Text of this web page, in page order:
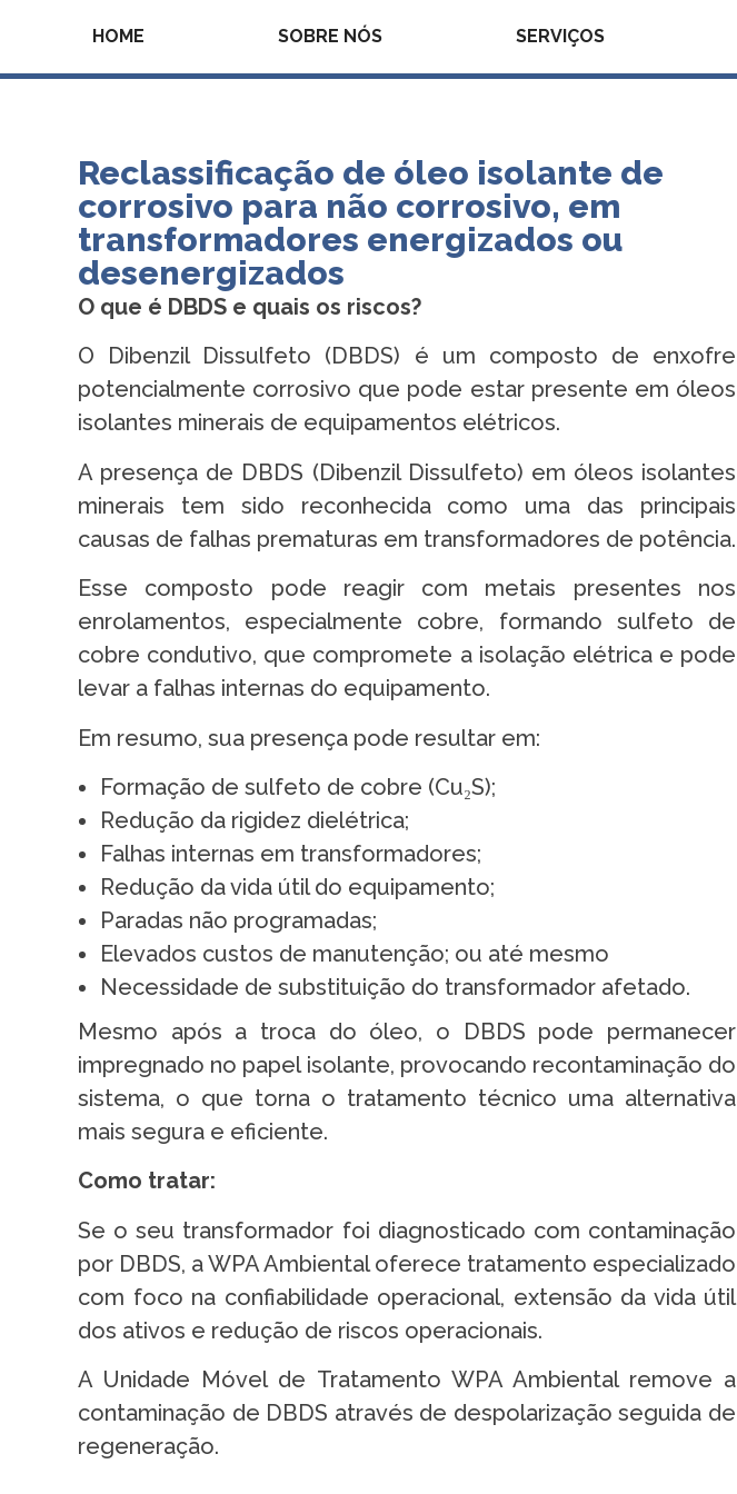
HOME SOBRE NÓS SERVIÇOS
O que é DBDS e quais os riscos?
O Dibenzil Dissulfeto (DBDS) é um composto de enxofre
potencialmente corrosivo que pode estar presente em óleos
isolantes minerais de equipamentos elétricos.
A presença de DBDS (Dibenzil Dissulfeto) em óleos isolantes
minerais tem sido reconhecida como uma das principais
causas de falhas prematuras em transformadores de potência.
Esse composto pode reagir com metais presentes nos
enrolamentos, especialmente cobre, formando sulfeto de
cobre condutivo, que compromete a isolação elétrica e pode
levar a falhas internas do equipamento.
Em resumo, sua presença pode resultar em:
Formação de sulfeto de cobre (Cu₂S);
Redução da rigidez dielétrica;
Falhas internas em transformadores;
Redução da vida útil do equipamento;
Paradas não programadas;
Elevados custos de manutenção; ou até mesmo
Necessidade de substituição do transformador afetado.
Mesmo após a troca do óleo, o DBDS pode permanecer
impregnado no papel isolante, provocando recontaminação do
sistema, o que torna o tratamento técnico uma alternativa
mais segura e eficiente.
Como tratar:
Se o seu transformador foi diagnosticado com contaminação
por DBDS, a WPA Ambiental oferece tratamento especializado
com foco na confiabilidade operacional, extensão da vida útil
dos ativos e redução de riscos operacionais.
A Unidade Móvel de Tratamento WPA Ambiental remove a
contaminação de DBDS através de despolarização seguida de
regeneração.
Reclassificação de óleo isolante de
corrosivo para não corrosivo, em
transformadores energizados ou
desenergizados​